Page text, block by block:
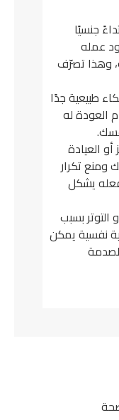
جنسيًا
عمله
وهذا تصرّف
طبيعية جدًا
العودة له
العيادة
ومنع تكرار
يشكل
التوتر بسبب
نفسية يمكن